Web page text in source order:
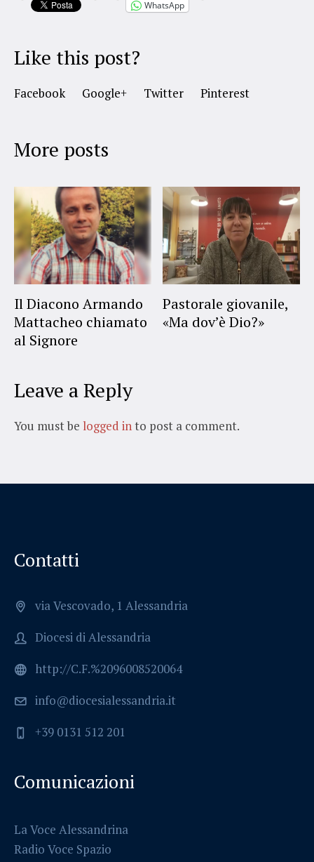
WhatsApp
Like this post?
Facebook Google+ Twitter Pinterest
More posts
Il Diacono Armando
Mattacheo chiamato
al Signore
Pastorale giovanile,
«Ma dov’è Dio?»
Leave a Reply
You must be logged into post a comment.
Contatti
via Vescovado, 1 Alessandria
Diocesi di Alessandria
http://C.F.%2096008520064
info@diocesialessandria.it
+39 0131 512 201
Comunicazioni
La Voce Alessandrina
Radio Voce Spazio